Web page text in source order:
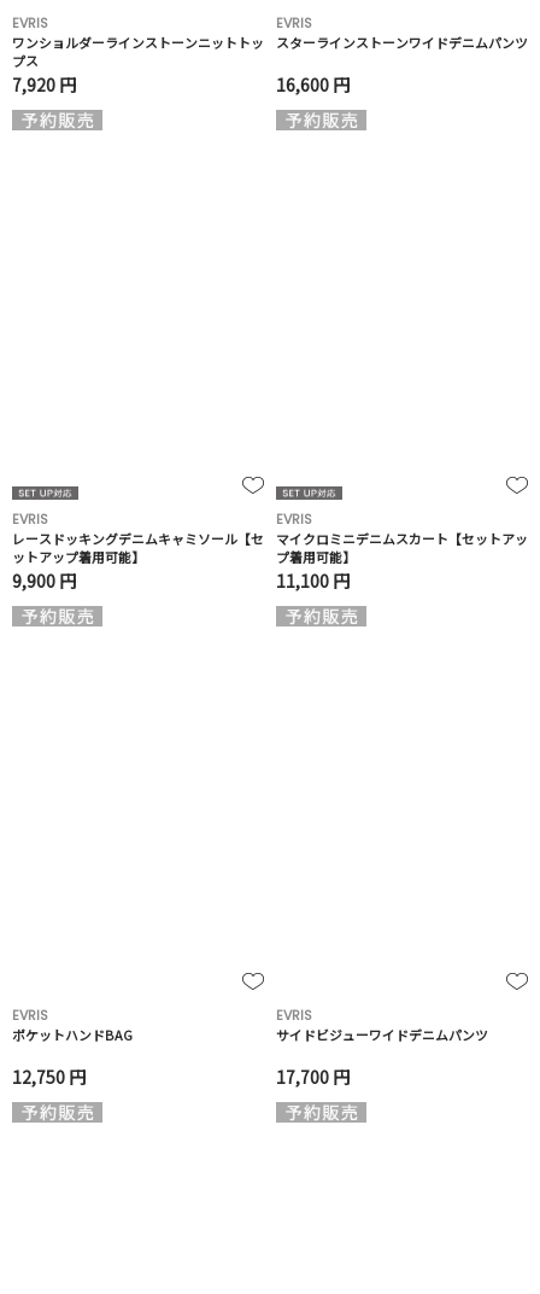
EVRIS
ワンショルダーラインストーンニットトッ
プス
7,920 円
EVRIS
スターラインストーンワイドデニムパンツ
16,600 円
EVRIS
レースドッキングデニムキャミソール【セ
ットアップ着用可能】
9,900 円
EVRIS
マイクロミニデニムスカート【セットアッ
プ着用可能】
11,100 円
EVRIS
ポケットハンドBAG
12,750 円
EVRIS
サイドビジューワイドデニムパンツ
17,700 円